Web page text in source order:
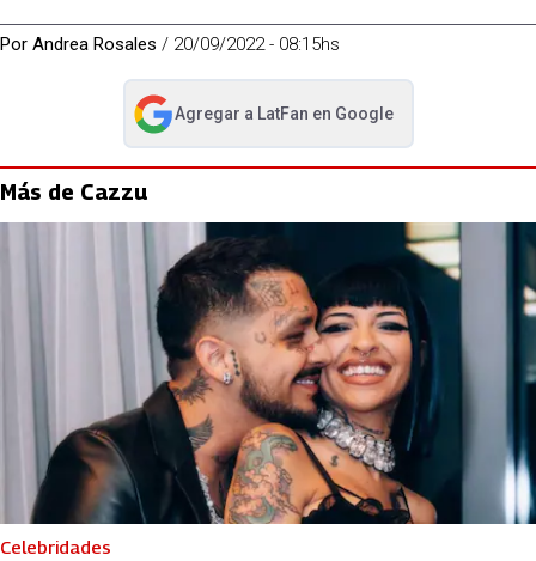
Por Andrea Rosales / 20/09/2022 - 08:15hs
Agregar a LatFan en Google
abre en nueva pestaña
Más de Cazzu
Celebridades